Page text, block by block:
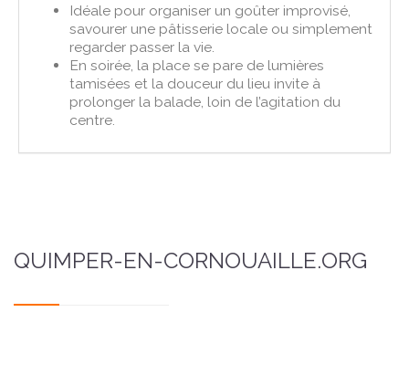
Idéale pour organiser un goûter improvisé,
savourer une pâtisserie locale ou simplement
regarder passer la vie.
En soirée, la place se pare de lumières
tamisées et la douceur du lieu invite à
prolonger la balade, loin de l’agitation du
centre.
QUIMPER-EN-CORNOUAILLE.ORG